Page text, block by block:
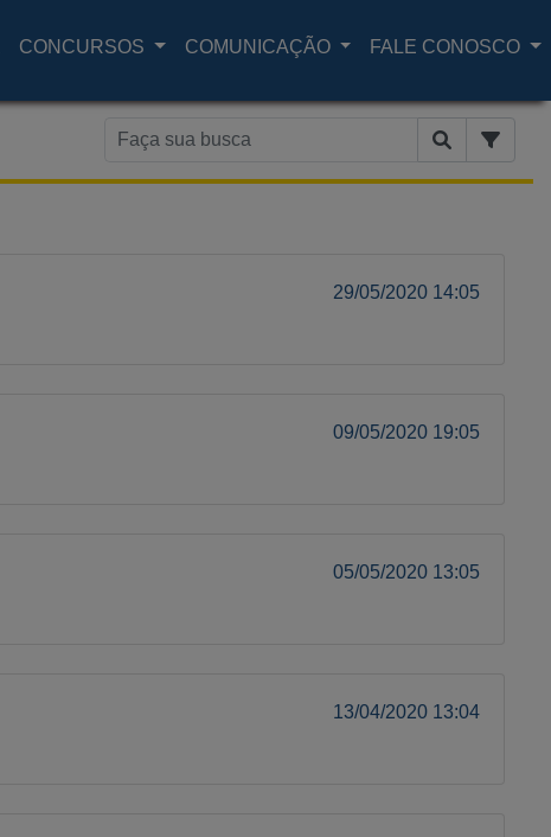
CONCURSOS COMUNICAÇÃO FALE CONOSCO
29/05/2020 14:05
09/05/2020 19:05
05/05/2020 13:05
13/04/2020 13:04